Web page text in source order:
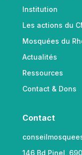
Institution
Les actions du
Mosquées du
Actualités
Ressources
Contact & Dons
Contact
146 Bd Pinel,